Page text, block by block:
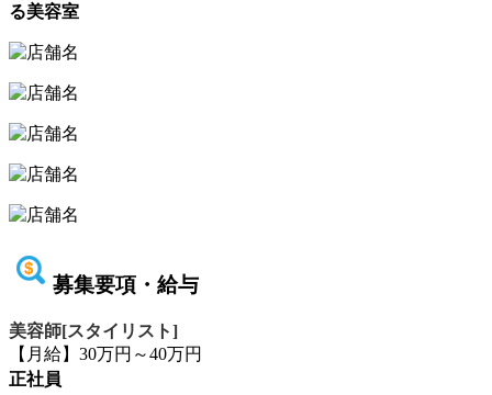
る美容室
募集要項・給与
美容師[スタイリスト]
【月給】30万円～40万円
正社員